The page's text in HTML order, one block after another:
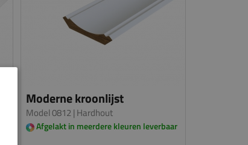
Moderne kroonlijst
Model 0812| Hardhout
Afgelakt in meerdere kleuren leverbaar